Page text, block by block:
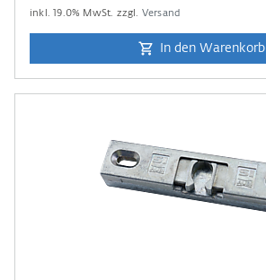
inkl.19.0% MwSt. zzgl. Versand
In den Warenkorb